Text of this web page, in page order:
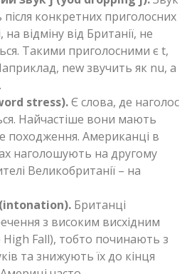
після конкретних приголосних
відміну від Британії, не
Такими приголосними є t,
new звучить як nu, а
stress).Є слова, де наголос
Найчастіше вони мають
походження. Американці в
наголошують на другому
Великобританії – на
(intonation). Британці
з високим висхідним
Fall), тобто починають з
та знижують їх до кінця